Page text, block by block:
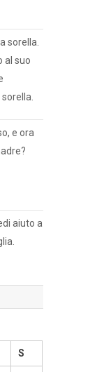
sorella.
al suo
e ora
aiuto a
S